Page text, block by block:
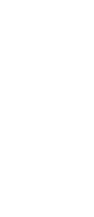
de Iker Luque
podemos tirar
de Juanlu
del Granada CF
de 420 millones por
el ataque
de un inválido
antes del cierre
con el Genoa
campo sevillista